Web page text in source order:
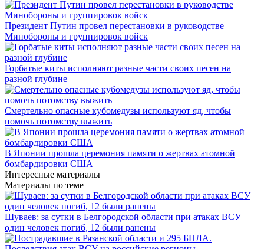
Президент Путин провел перестановки в руководстве
Минобороны и группировок войск
Горбатые киты исполняют разные части своих песен на
разной глубине
Смертельно опасные кубомедузы используют яд, чтобы
помочь потомству выжить
В Японии прошла церемония памяти о жертвах атомной
бомбардировки США
Интересные материалы
Материалы по теме
Шуваев: за сутки в Белгородской области при атаках ВСУ
один человек погиб, 12 были ранены